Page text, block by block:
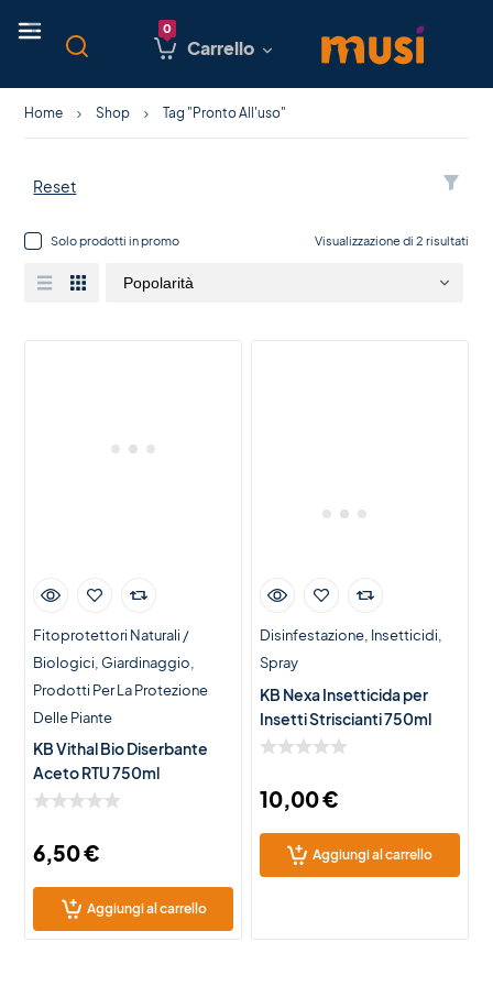
Carrello
Home Shop Tag "Pronto All'uso"
Reset
Solo prodotti in promo Visualizzazione di 2 risultati
Fitoprotettori Naturali /
Biologici Giardinaggio
Prodotti Per La Protezione
Delle Piante
KB Vithal Bio Diserbante
Aceto RTU 750ml
6,50€
Aggiungi al carrello
Disinfestazione Insetticidi
Spray
KB Nexa Insetticida per
Insetti Striscianti 750ml
10,00€
Aggiungi al carrello